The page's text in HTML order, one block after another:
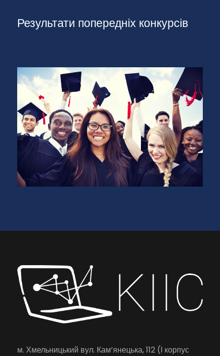
Результати попередніх конкурсів
м. Хмельницький вул. Кам’янецька, 112 (І корпус